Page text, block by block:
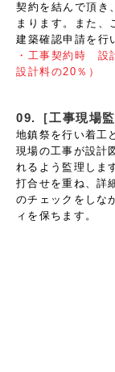
契約を結んで頂き
まります。また、
建築確認申請を行
・工事契約時 設
設計料の20％）
09.［工事現場
地鎮祭を行い着工
現場の工事が設計
れるよう監理しま
打合せを重ね、詳
のチェックをしな
ィを保ちます。